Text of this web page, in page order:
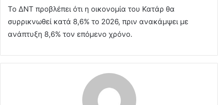
Το ΔΝΤ προβλέπει ότι η οικονομία του Κατάρ θα
συρρικνωθεί κατά 8,6% το 2026, πριν ανακάμψει με
ανάπτυξη 8,6% τον επόμενο χρόνο.